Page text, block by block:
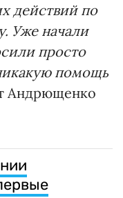
действий по
Уже начали
просто
помощь
Андрющенко